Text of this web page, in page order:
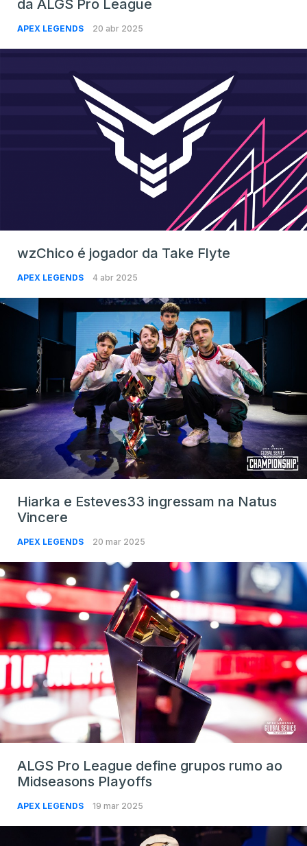
da ALGS Pro League
APEX LEGENDS 20 abr 2025
wzChico é jogador da Take Flyte
APEX LEGENDS 4 abr 2025
Hiarka e Esteves33 ingressam na Natus
Vincere
APEX LEGENDS 20 mar 2025
ALGS Pro League define grupos rumo ao
Midseasons Playoffs
APEX LEGENDS 19 mar 2025